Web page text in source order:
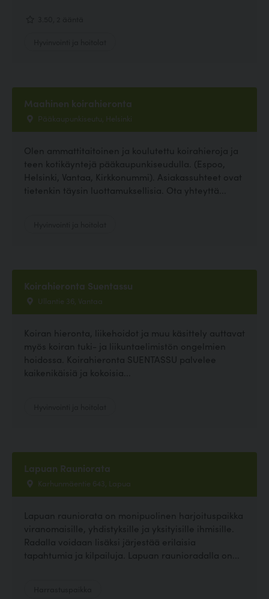
Maahinen koirahieronta
Pääkaupunkiseutu, Helsinki
Olen ammattitaitoinen ja koulutettu koirahieroja ja
teen kotikäyntejä pääkaupunkiseudulla. (Espoo,
Helsinki, Vantaa, Kirkkonummi). Asiakassuhteet ovat
tietenkin täysin luottamuksellisia. Ota yhteyttä...
Koirahieronta Suentassu
Ullantie 36, Vantaa
Koiran hieronta, liikehoidot ja muu käsittely auttavat
myös koiran tuki- ja liikuntaelimistön ongelmien
hoidossa. Koirahieronta SUENTASSU palvelee
kaikenikäisiä ja kokoisia...
Lapuan Rauniorata
Karhunmäentie 643, Lapua
Lapuan rauniorata on monipuolinen harjoituspaikka
viranomaisille, yhdistyksille ja yksityisille ihmisille.
Radalla voidaan lisäksi järjestää erilaisia
tapahtumia ja kilpailuja. Lapuan raunioradalla on...